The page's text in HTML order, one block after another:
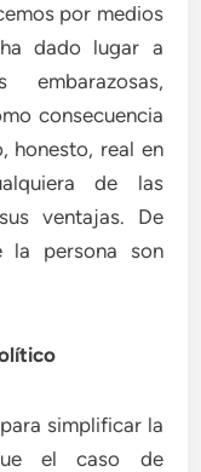
por medios
dado lugar a
embarazosas,
consecuencia
honesto, real en
de las
ventajas. De
la persona son
simplificar la
el caso de